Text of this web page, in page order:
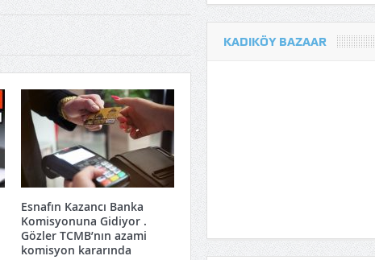
Esnafın Kazancı Banka
Komisyonuna Gidiyor .
Gözler TCMB’nın azami
komisyon kararında
KADIKÖY BAZAAR